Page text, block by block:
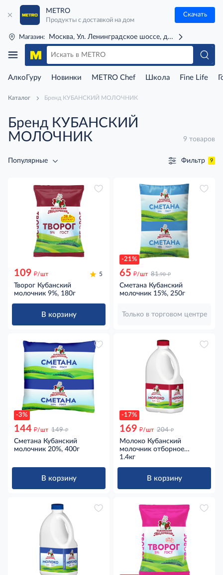
METRO
Продукты с доставкой на дом
Скачать
Магазин: Москва, Ул. Ленинградское шоссе, д. 71Г (м. Речной
АлкоГуру Новинки METRO Chef Школа Fine Life
Каталог Бренд КУБАНСКИЙ МОЛОЧНИК
Бренд КУБАНСКИЙ
МОЛОЧНИК
9 товаров
Популярные Фильтр 9
109 д/шт 5
Творог Кубанский
молочник 9%, 180г
В корзину
-21%
65 д/шт 81.90 д
Сметана Кубанский
молочник 15%, 250г
Только в торговом центре
-3%
144 д/шт 149 д
Сметана Кубанский
молочник 20%, 400г
В корзину
-17%
169 д/шт 204 д
Молоко Кубанский
молочник отборное
пастеризованное 3.4-6%,
1.4кг
В корзину